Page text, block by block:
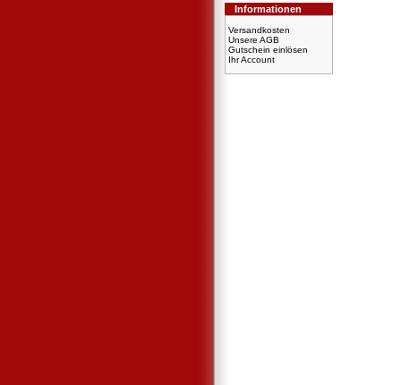
Informationen
Versandkosten
Unsere AGB
Gutschein einlösen
Ihr Account